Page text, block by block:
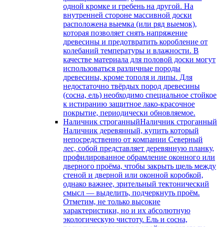
одной кромке и гребень на другой. На
внутренней стороне массивной доски
расположена выемка (или ряд выемок),
которая позволяет снять напряжение
древесины и предотвратить коробление от
колебаний температуры и влажности. В
качестве материала для половой доски могут
использоваться различные породы
древесины, кроме тополя и липы. Для
недостаточно твёрдых пород древесины
(сосна, ель) необходимо специальное стойкое
к истиранию защитное лако-красочное
покрытие, периодически обновляемое.
Наличник строганныйНаличник строганный
Наличник деревянный, купить который
непосредственно от компании Северный
лес, собой представляет деревянную планку,
профилированное обрамление оконного или
дверного проёма, чтобы закрыть щель между
стеной и дверной или оконной коробкой,
однако важнее, зрительный тектонический
смысл — выделить, подчеркнуть проём.
Отметим, не только высокие
характеристики, но и их абсолютную
экологическую чистоту. Ель и сосна,